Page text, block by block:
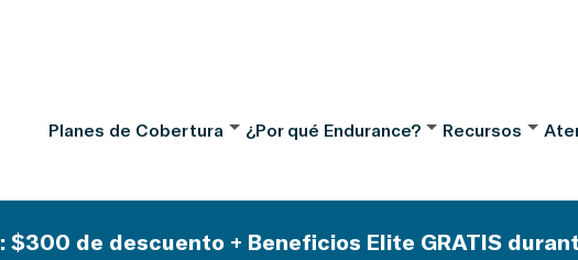
Planes de Cobertura ¿Por qué Endurance? Recursos
$300 de descuento + Beneficios Elite GRATIS